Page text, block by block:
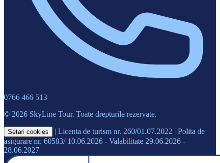
0766 466 513
© 2026 SkyLine Tour. Toate drepturile rezervate.
Setari cookies | Licenta de turism nr. 260/01.07.2022 | Polita de
asigurare nr. 60583/ 10.06.2026 - Valabilitate 29.06.2026 -
28.06.2027